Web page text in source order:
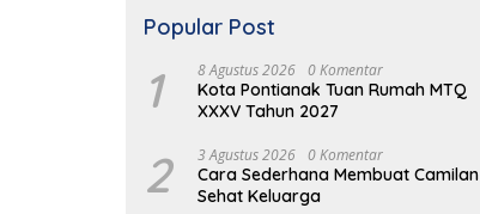
Popular Post
1 8 Agustus 2026 0 Komentar
Kota Pontianak Tuan Rumah MTQ
XXXV Tahun 2027
2 3 Agustus 2026 0 Komentar
Cara Sederhana Membuat Camilan
Sehat Keluarga